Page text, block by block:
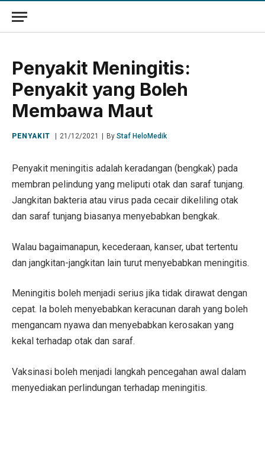
Penyakit Meningitis:
Penyakit yang Boleh
Membawa Maut
PENYAKIT 21/12/2021 By Staf HeloMedik
Penyakit meningitis adalah keradangan (bengkak) pada
membran pelindung yang meliputi otak dan saraf tunjang.
Jangkitan bakteria atau virus pada cecair dikeliling otak
dan saraf tunjang biasanya menyebabkan bengkak.
Walau bagaimanapun, kecederaan, kanser, ubat tertentu
dan jangkitan-jangkitan lain turut menyebabkan meningitis.
Meningitis boleh menjadi serius jika tidak dirawat dengan
cepat. Ia boleh menyebabkan keracunan darah yang boleh
mengancam nyawa dan menyebabkan kerosakan yang
kekal terhadap otak dan saraf.
Vaksinasi boleh menjadi langkah pencegahan awal dalam
menyediakan perlindungan terhadap meningitis.